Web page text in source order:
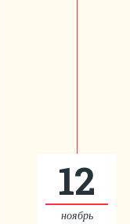
12
ноябрь